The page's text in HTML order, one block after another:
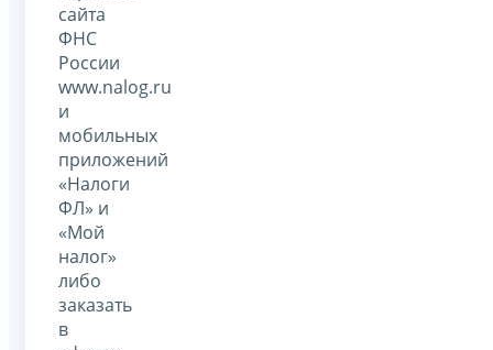
сайта
ФНС
России
www.nalog.ru
и
мобильных
приложений
«Налоги
ФЛ» и
«Мой
налог»
либо
заказать
в